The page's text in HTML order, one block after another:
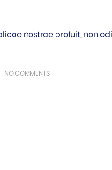
nostrae profuit, non
NO COMMENTS